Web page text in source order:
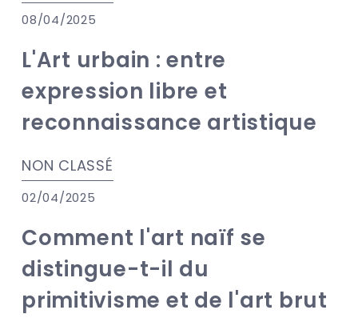
08/04/2025
L'Art urbain : entre
expression libre et
reconnaissance artistique
NON CLASSÉ
02/04/2025
Comment l'art naïf se
distingue-t-il du
primitivisme et de l'art brut